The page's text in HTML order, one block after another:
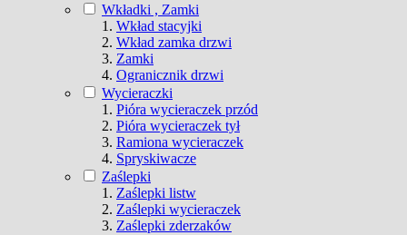
Wkładki , Zamki
Wkład stacyjki
Wkład zamka drzwi
Zamki
Ogranicznik drzwi
Wycieraczki
Pióra wycieraczek przód
Pióra wycieraczek tył
Ramiona wycieraczek
Spryskiwacze
Zaślepki
Zaślepki listw
Zaślepki wycieraczek
Zaślepki zderzaków